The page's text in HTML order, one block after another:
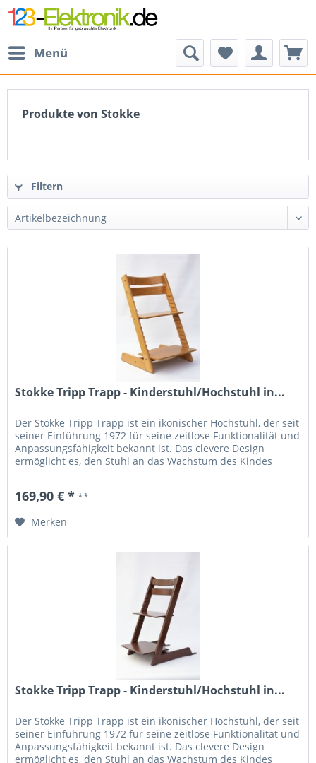
Menü
Produkte von Stokke
Filtern
Stokke Tripp Trapp - Kinderstuhl/Hochstuhl in...
Der Stokke Tripp Trapp ist ein ikonischer Hochstuhl, der seit
seiner Einführung 1972 für seine zeitlose Funktionalität und
Anpassungsfähigkeit bekannt ist. Das clevere Design
ermöglicht es, den Stuhl an das Wachstum des Kindes
Stuhl optimalen Komfort und...
169,90 € * **
Merken
Stokke Tripp Trapp - Kinderstuhl/Hochstuhl in...
Der Stokke Tripp Trapp ist ein ikonischer Hochstuhl, der seit
seiner Einführung 1972 für seine zeitlose Funktionalität und
Anpassungsfähigkeit bekannt ist. Das clevere Design
ermöglicht es, den Stuhl an das Wachstum des Kindes